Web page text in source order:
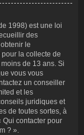
1998) est une loi
des
le
la collecte de
de 13 ans. Si
vous vous
un conseiller
et les
juridiques et
de toutes sortes, à
Qui contacter pour
? ».